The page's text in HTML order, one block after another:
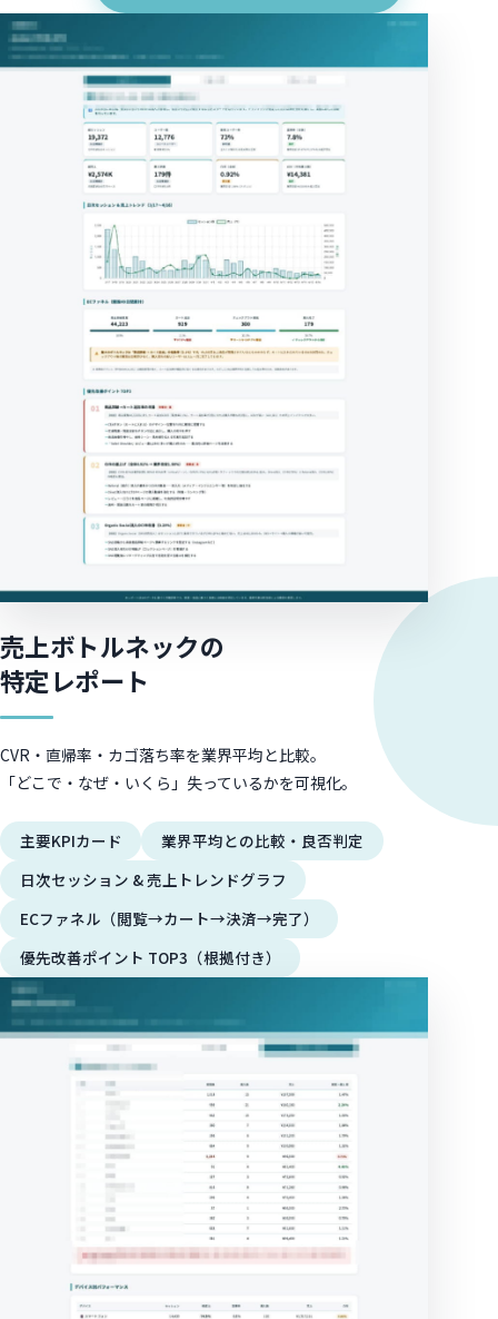
売上ボトルネックの
特定レポート
CVR・直帰率・カゴ落ち率を業界平均と比較。
「どこで・なぜ・いくら」失っているかを可視化。
主要KPIカード
業界平均との比較・良否判定
日次セッション & 売上トレンドグラフ
ECファネル（閲覧→カート→決済→完了）
優先改善ポイント TOP3（根拠付き）